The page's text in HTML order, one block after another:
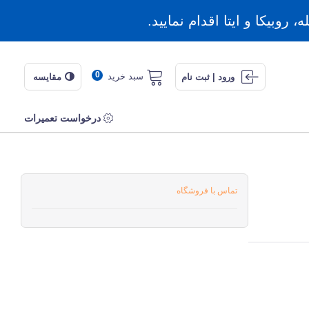
و ایتا اقدام نمایید.
ورود | ثبت نام 0 سبد خرید مقایسه
درخواست تعمیرات
تماس با فروشگاه